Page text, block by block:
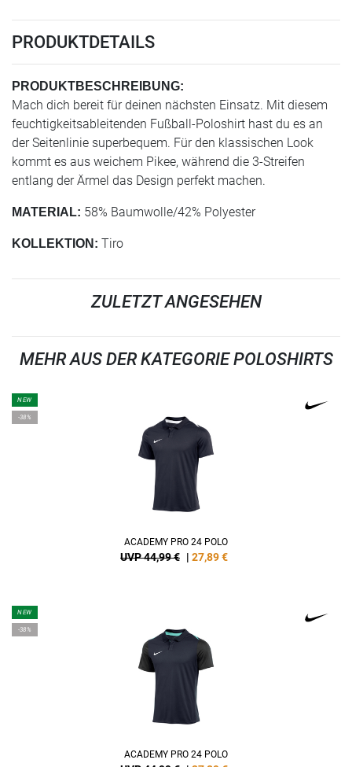
PRODUKTDETAILS
PRODUKTBESCHREIBUNG:
Mach dich bereit für deinen nächsten Einsatz. Mit diesem
feuchtigkeitsableitenden Fußball-Poloshirt hast du es an
der Seitenlinie superbequem. Für den klassischen Look
kommt es aus weichem Pikee, während die 3-Streifen
entlang der Ärmel das Design perfekt machen.
MATERIAL: 58% Baumwolle/42% Polyester
KOLLEKTION: Tiro
ZULETZT ANGESEHEN
MEHR AUS DER KATEGORIE POLOSHIRTS
NEW
-38%
ACADEMY PRO 24 POLO
UVP 44,99 € | 27,89€
NEW
-38%
ACADEMY PRO 24 POLO